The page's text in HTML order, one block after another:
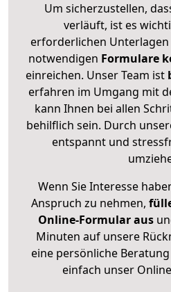
Um sicherzustellen,
verläuft, ist es
erforderlichen
notwendigen Formulare
einreichen. Unser Team ist
erfahren im Umgang mit
kann Ihnen bei allen
behilflich sein. Durch
entspannt und
Wenn Sie Interesse
Anspruch zu nehmen,
Online-Formular aus
Minuten auf unsere
eine persönliche
einfach unser